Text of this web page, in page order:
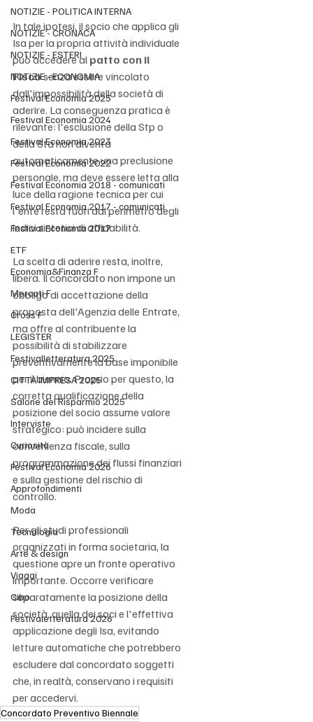
NOTIZIE - POLITICA INTERNA
NOTIZIE - CRONACA
NOTIZIE - ESTERI
NOTIZIE - ECONOMIA
Festival Economia 2025
Festival Economia 2024
Festival Economia 2023
Festival Economia 2022
Festival Economia 2018 - comunicati
Festival Economia 2017 - comunicati
Festival Economia 2017
ETF
Economia&Finanza F
Mercati F
Cross F
LEGISTER
Festivalletteratura 2025
CITTÀ IMPRESA 2025
Salone del Risparmio 2025
Interviste
Curiosità
Festival Economia 2026
Approfondimenti
Moda
Tecnologia
Arte & design
Viaggi
Cibo
Festivaletteratura 2026
In tale ipotesi, il socio che applica gli
Isa per la propria attività individuale
può accedere al patto con il
Fisco senza essere vincolato
dall'impossibilità della società di
aderire. La conseguenza pratica è
rilevante: l'esclusione della Stp o
della Sta non diventa
automaticamente una preclusione
personale, ma deve essere letta alla
luce della ragione tecnica per cui
l'ente resta fuori dal perimetro degli
indici sintetici di affidabilità.
La scelta di aderire resta, inoltre,
libera. Il concordato non impone un
obbligo di accettazione della
proposta dell'Agenzia delle Entrate,
ma offre al contribuente la
possibilità di stabilizzare
preventivamente la base imponibile
per il biennio. Proprio per questo, la
corretta qualificazione della
posizione del socio assume valore
strategico: può incidere sulla
convenienza fiscale, sulla
programmazione dei flussi finanziari
e sulla gestione del rischio di
controllo.
Per gli studi professionali
organizzati in forma societaria, la
questione apre un fronte operativo
importante. Occorre verificare
separatamente la posizione della
società, quella dei soci e l'effettiva
applicazione degli Isa, evitando
letture automatiche che potrebbero
escludere dal concordato soggetti
che, in realtà, conservano i requisiti
per accedervi.
Concordato Preventivo Biennale